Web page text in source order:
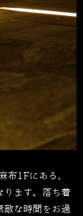
布1Fにある、
ります。落ち着
敵な時間をお過